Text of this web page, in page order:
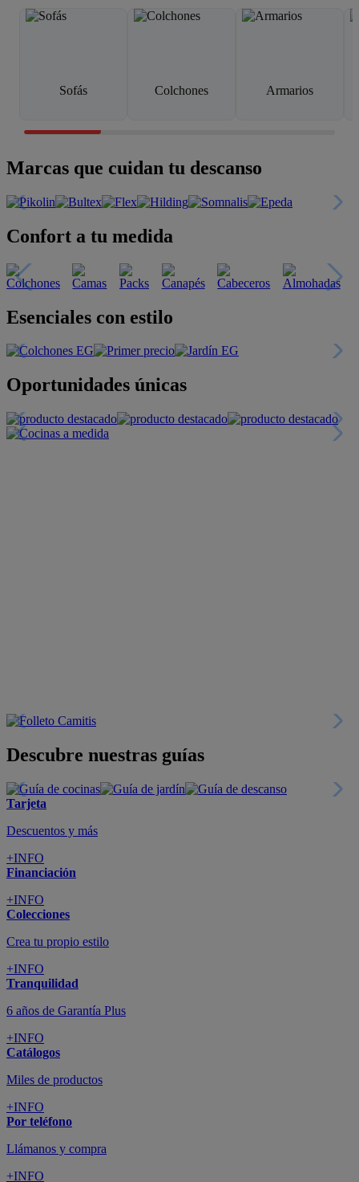
Sofás Colchones Armarios
Marcas que cuidan tu descanso
Confort a tu medida
Esenciales con estilo
Oportunidades únicas
Descubre nuestras guías
Tarjeta
Descuentos y más
+INFO
Financiación
+INFO
Colecciones
Crea tu propio estilo
+INFO
Tranquilidad
6 años de Garantía Plus
+INFO
Catálogos
Miles de productos
+INFO
Por teléfono
Llámanos y compra
+INFO